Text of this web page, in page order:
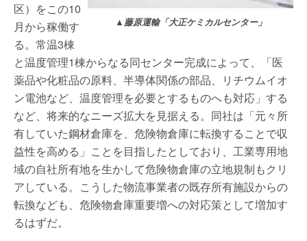
▲藤原運輸「大正ケミカルセンター」
区）をこの10
月から稼働す
る。常温3棟
と温度管理1棟からなる同センター完成によって、「医
薬品や化粧品の原料、半導体関係の部品、リチウムイオ
ン電池など、温度管理を必要とするものへも対応」する
など、将来的なニーズ拡大を見据える。同社は「元々所
有していた鋼材倉庫を、危険物倉庫に転換することで収
益性を高める」ことを目指したとしており、工業専用地
域の自社所有地を生かして危険物倉庫の立地規制もクリ
アしている。こうした物流事業者の既存所有施設からの
転換なども、危険物倉庫重要増への対応策として増加す
るはずだ。